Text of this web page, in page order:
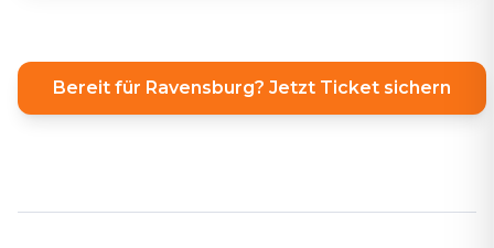
Bereit für Ravensburg? Jetzt Ticket sichern